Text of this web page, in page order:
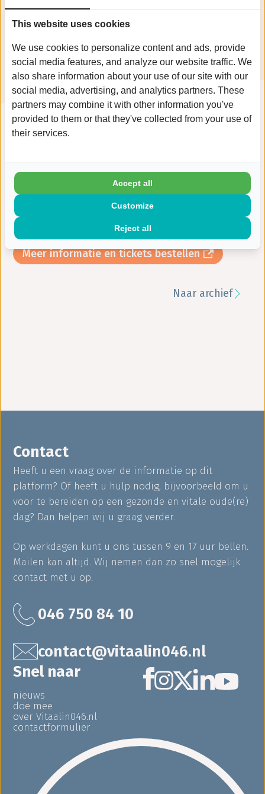
avond. Na afloop van de film ontvangt u een
drankje en lekkere hapjes. Inge Jochem is dan
onderwerp te beantwoorden.
Interesse om naar deze film te gaan? Ticket
kost 6,50 euro. De film duurt 90 minuten zonder
pauze. Op de website van De Domijnen vindt u
meer informatie over deze film en kunt u
tickets bestellen.
Meer informatie en tickets bestellen
Naar archief
Contact
Heeft u een vraag over de informatie op dit
platform? Of heeft u hulp nodig, bijvoorbeeld om u
voor te bereiden op een gezonde en vitale oude(re)
dag? Dan helpen wij u graag verder.
Op werkdagen kunt u ons tussen 9 en 17 uur bellen.
Mailen kan altijd. Wij nemen dan zo snel mogelijk
contact met u op.
046 750 84 10
contact@vitaalin046.nl
Snel naar
nieuws
doe mee
over Vitaalin046.nl
contactformulier
This website uses cookies
We use cookies to personalize content and ads, provide
social media features, and analyze our website traffic. We
also share information about your use of our site with our
social media, advertising, and analytics partners. These
partners may combine it with other information you've
provided to them or that they've collected from your use of
their services.
Reject all
Customize
Accept all